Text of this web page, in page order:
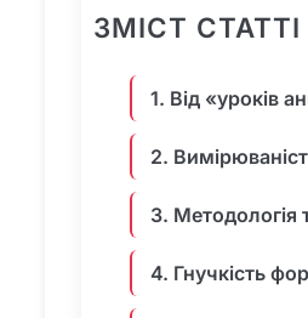
ЗМІСТ СТАТТІ
1. Від «уроків
2.
3. Методологія
4. Гнучкість